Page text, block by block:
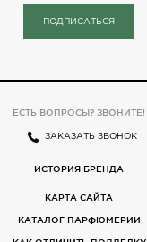
ПОДПИСАТЬСЯ
ЕСТЬ ВОПРОСЫ? ЗВОНИТЕ!
ЗАКАЗАТЬ ЗВОНОК
ИСТОРИЯ БРЕНДА
КАРТА САЙТА
КАТАЛОГ ПАРФЮМЕРИИ